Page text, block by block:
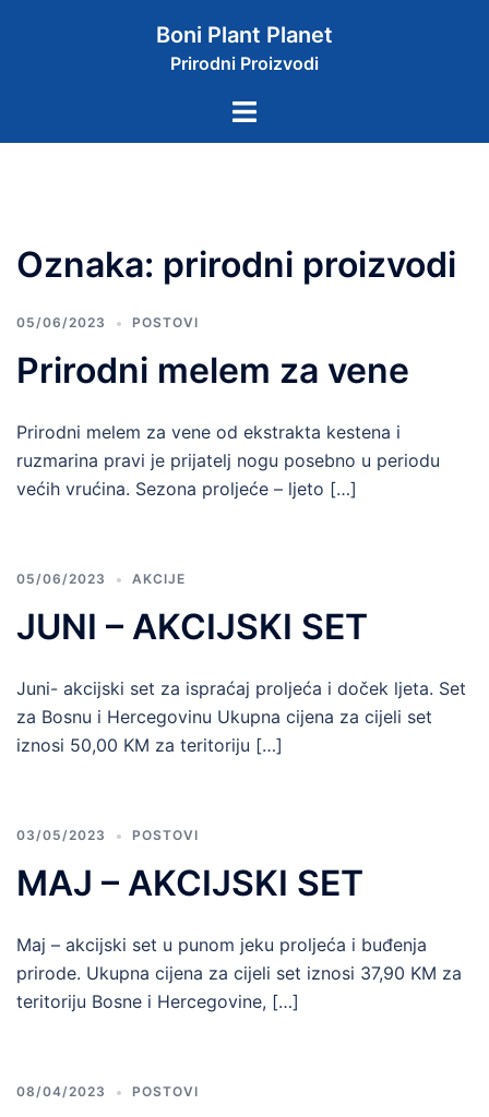
Boni Plant Planet
Prirodni Proizvodi
Toggle
Oznaka: prirodni proizvodi
05/06/2023 POSTOVI
Prirodni melem za vene
Prirodni melem za vene od ekstrakta kestena i
ruzmarina pravi je prijatelj nogu posebno u periodu
većih vrućina. Sezona proljeće – ljeto […]
05/06/2023 AKCIJE
JUNI – AKCIJSKI SET
Juni- akcijski set za ispraćaj proljeća i doček ljeta. Set
za Bosnu i Hercegovinu Ukupna cijena za cijeli set
iznosi 50,00 KM za teritoriju […]
03/05/2023 POSTOVI
MAJ – AKCIJSKI SET
Maj – akcijski set u punom jeku proljeća i buđenja
prirode. Ukupna cijena za cijeli set iznosi 37,90 KM za
teritoriju Bosne i Hercegovine, […]
08/04/2023 POSTOVI